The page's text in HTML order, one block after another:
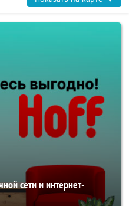
сети и интернет-